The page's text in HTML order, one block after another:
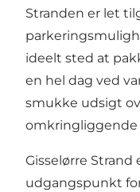
Stranden er let
ideelt sted at
en hel dag ved
smukke udsigt
omkringliggende
Gisselørre
udgangspunkt